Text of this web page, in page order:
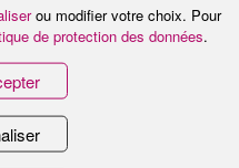
ou modifier votre choix. Pour
de protection des données.